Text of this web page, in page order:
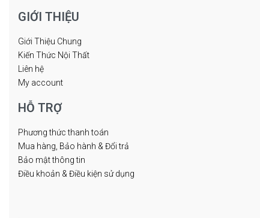
GIỚI THIỆU
Giới Thiệu Chung
Kiến Thức Nội Thất
Liên hệ
My account
HỖ TRỢ
Phương thức thanh toán
Mua hàng, Bảo hành & Đổi trả
Bảo mật thông tin
Điều khoản & Điều kiện sử dụng